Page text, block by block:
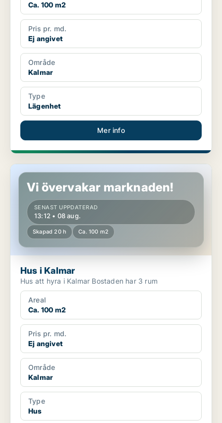
Ca. 100 m2
Pris pr. md.
Ej angivet
Område
Kalmar
Type
Lägenhet
Mer info
Hus i Kalmar
Vi övervakar marknaden!
SENAST UPPDATERAD
13:12 • 08 aug.
Skapad 20 h Ca. 100 m2
Hus i Kalmar
Hus att hyra i Kalmar Bostaden har 3 rum
Areal
Ca. 100 m2
Pris pr. md.
Ej angivet
Område
Kalmar
Type
Hus